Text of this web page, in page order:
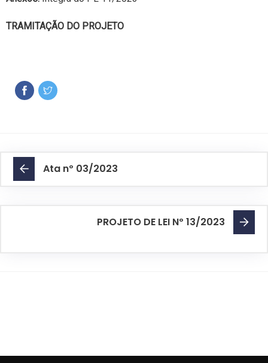
TRAMITAÇÃO DO PROJETO
Ata nº 03/2023
PROJETO DE LEI Nº 13/2023